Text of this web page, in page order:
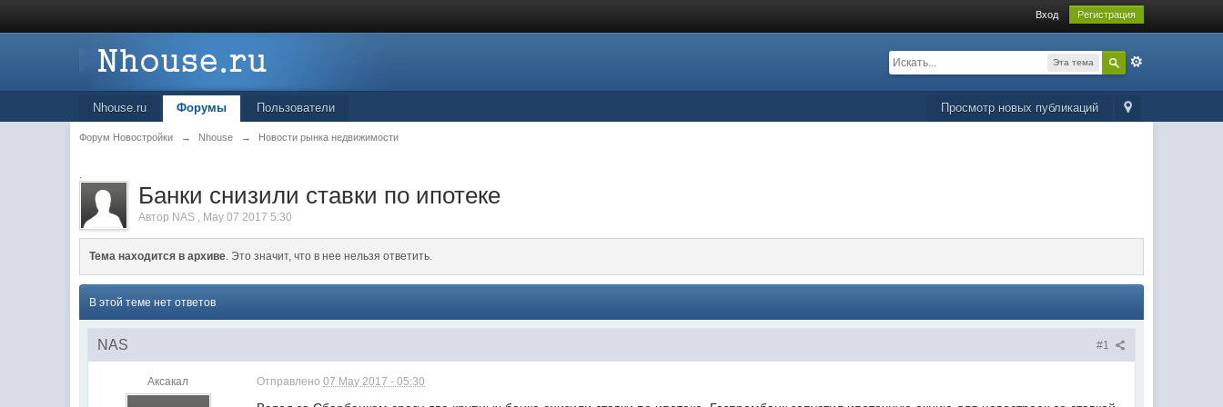
Вход Регистрация
Эта тема
Просмотр новых публикаций
Nhouse.ru Форумы Пользователи
Форум Новостройки → Nhouse → Новости рынка недвижимости
.
Банки снизили ставки по ипотеке
Автор NAS , May 07 2017 5:30
Тема находится в архиве. Это значит, что в нее нельзя ответить.
В этой теме нет ответов
#1
NAS
Аксакал Отправлено07 May 2017 - 05:30